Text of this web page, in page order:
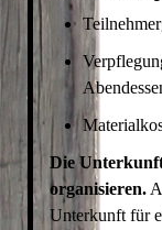
Die
organisieren.
Unterkunft für